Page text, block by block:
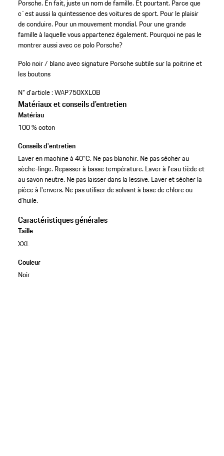
Porsche. En fait, juste un nom de famille. Et pourtant. Parce que
c`est aussi la quintessence des voitures de sport. Pour le plaisir
de conduire. Pour un mouvement mondial. Pour une grande
famille à laquelle vous appartenez également. Pourquoi ne pas le
montrer aussi avec ce polo Porsche?
Polo noir / blanc avec signature Porsche subtile sur la poitrine et
les boutons
N° d'article :WAP750XXL0B
Matériaux et conseils d'entretien
Matériau
100 % coton
Conseils d'entretien
Laver en machine à 40°C. Ne pas blanchir. Ne pas sécher au
sèche-linge. Repasser à basse température. Laver à l'eau tiède et
au savon neutre. Ne pas laisser dans la lessive. Laver et sécher la
pièce à l'envers. Ne pas utiliser de solvant à base de chlore ou
d'huile.
Caractéristiques générales
Taille
XXL
Couleur
Noir